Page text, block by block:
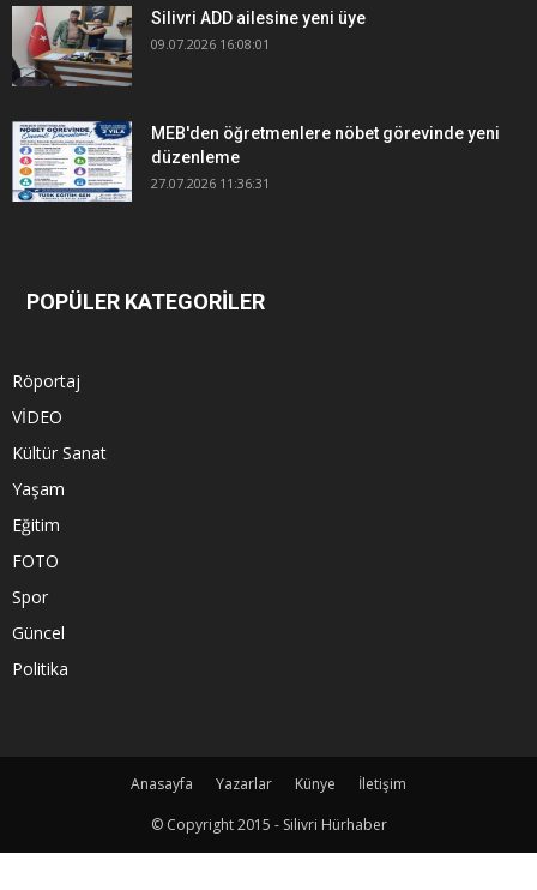
Silivri ADD ailesine yeni üye
09.07.2026 16:08:01
MEB'den öğretmenlere nöbet görevinde yeni
düzenleme
27.07.2026 11:36:31
POPÜLER KATEGORİLER
Röportaj
VİDEO
Kültür Sanat
Yaşam
Eğitim
FOTO
Spor
Güncel
Politika
Anasayfa Yazarlar Künye
İletişim
© Copyright 2015 - Silivri Hürhaber